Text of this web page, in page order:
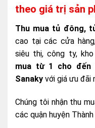
theo giá trị sản
Thu mua tủ đông,
cao tại các cửa
siêu thị, công ty,
mua từ 1 cho đến
Sanaky với giá ưu đãi
Chúng tôi nhận thu
các quận huyện